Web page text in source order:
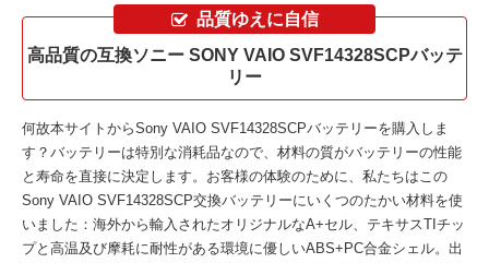
品質ゆえに自信
高品質の互換ソニー SONY VAIO SVF14328SCPバッテ
リー
何故本サイトからSony VAIO SVF14328SCPバッテリーを購入しま
す？バッテリーは特別な消耗品なので、材料の質がバッテリーの性能
と寿命を直接に決定します。お客様の体験のために、私たちはこの
Sony VAIO SVF14328SCP交換バッテリーにいくつのたかい材料を使
いました：海外から輸入されたオリジナルなA+セル、テキサスTIチッ
プと高温及び摩耗に耐性がある環境に優しいABS+PC合金シェル。出